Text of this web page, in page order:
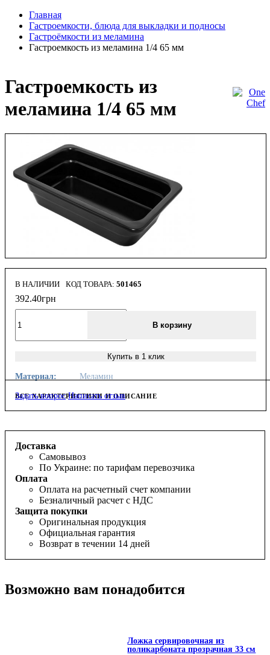
Главная
Гастроемкости, блюда для выкладки и подносы
Гастроёмкости из меламина
Гастроемкость из меламина 1/4 65 мм
Гастроемкость из
меламина 1/4 65 мм
В НАЛИЧИИ 501465
392.40грн
В корзину
Купить в 1 клик
Материал: Меламин
ВСЕ ХАРАКТЕРИСТИКИ И ОПИСАНИЕ
Задать вопрос Написать отзыв
Возможно вам понадобится
Ложка сервировочная из
поликарбоната прозрачная 33 см
Доставка
Самовывоз
По Украине: по тарифам перевозчика
Оплата
Оплата на расчетный счет компании
Безналичный расчет с НДС
Защита покупки
Оригинальная продукция
Официальная гарантия
Возврат в течении 14 дней